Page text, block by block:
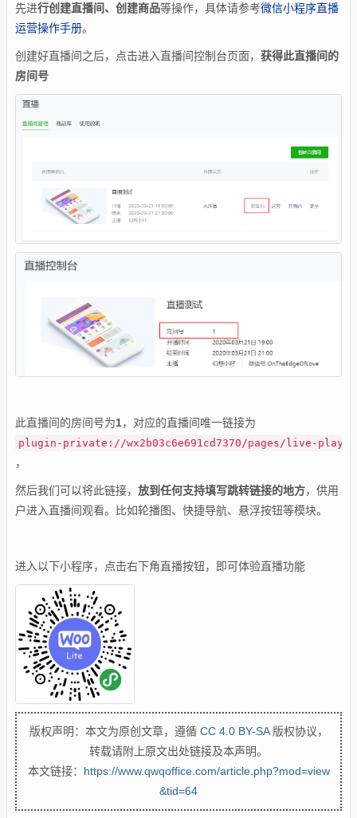
先进行创建直播间、创建商品等操作，具体请参考微信小程序直播
运营操作手册。
创建好直播间之后，点击进入直播间控制台页面， 获得此直播间的
房间号
此直播间的房间号为1，对应的直播间唯一链接为
plugin-private://wx2b03c6e691cd7370/pages/live-
，
然后我们可以将此链接， 放到任何支持填写跳转链接的地方，供用
户进入直播间观看。比如轮播图、快捷导航、悬浮按钮等模块。
进入以下小程序，点击右下角直播按钮，即可体验直播功能
版权声明：本文为原创文章，遵循 CC 4.0 BY-SA版权协议，
转载请附上原文出处链接及本声明。
本文链接： https://www.qwqoffice.com/article.php?mod=view
&tid=64